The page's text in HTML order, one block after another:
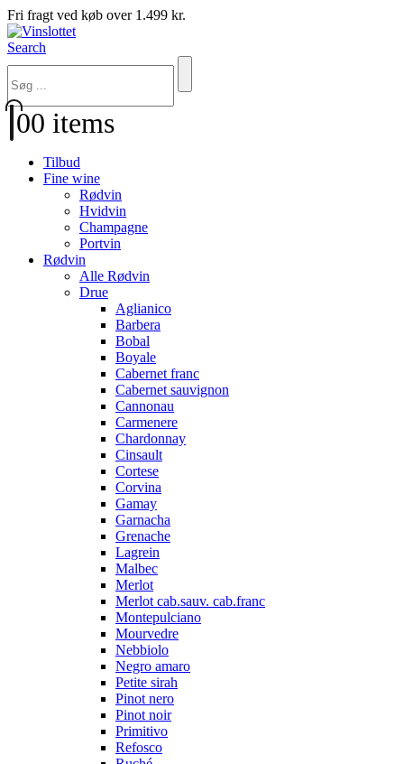
Fri fragt ved køb over 1.499 kr.
Search
00 items
Tilbud
Fine wine
Rødvin
Hvidvin
Champagne
Portvin
Rødvin
Alle Rødvin
Drue
Aglianico
Barbera
Bobal
Boyale
Cabernet franc
Cabernet sauvignon
Cannonau
Carmenere
Chardonnay
Cinsault
Cortese
Corvina
Gamay
Garnacha
Grenache
Lagrein
Malbec
Merlot
Merlot cab.sauv. cab.franc
Montepulciano
Mourvedre
Nebbiolo
Negro amaro
Petite sirah
Pinot nero
Pinot noir
Primitivo
Refosco